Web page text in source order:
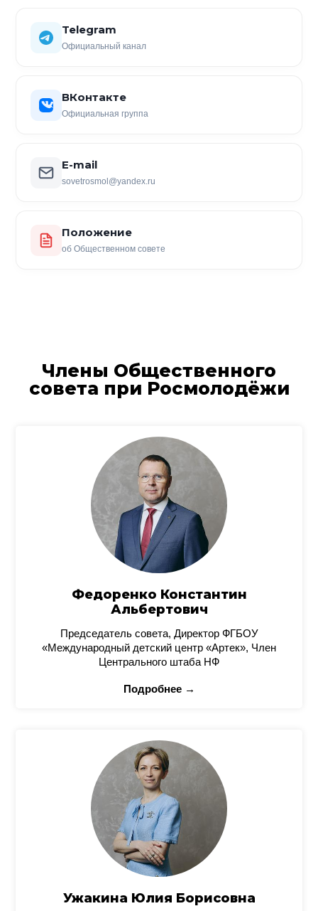
Telegram
Официальный канал
ВКонтакте
Официальная группа
E-mail
sovetrosmol@yandex.ru
Положение
об Общественном совете
Члены Общественного
совета при Росмолодёжи
Федоренко Константин
Альбертович
Председатель совета, Директор ФГБОУ
«Международный детский центр «Артек», Член
Центрального штаба НФ
Подробнее →
Ужакина Юлия Борисовна